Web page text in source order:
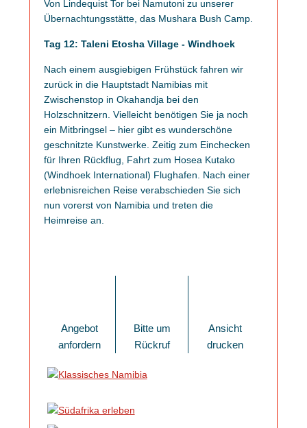
Von Lindequist Tor bei Namutoni zu unserer
Übernachtungsstätte, das Mushara Bush Camp.
Tag 12: Taleni Etosha Village - Windhoek
Nach einem ausgiebigen Frühstück fahren wir
zurück in die Hauptstadt Namibias mit
Zwischenstop in Okahandja bei den
Holzschnitzern. Vielleicht benötigen Sie ja noch
ein Mitbringsel – hier gibt es wunderschöne
geschnitzte Kunstwerke. Zeitig zum Einchecken
für Ihren Rückflug, Fahrt zum Hosea Kutako
(Windhoek International) Flughafen. Nach einer
erlebnisreichen Reise verabschieden Sie sich
nun vorerst von Namibia und treten die
Heimreise an.
Angebot
anfordern
Bitte um
Rückruf
Ansicht
drucken